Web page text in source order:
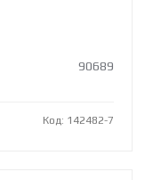
90689
Код: 142482-7